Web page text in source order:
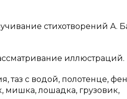
стихотворений А.
иллюстраций.
таз с водой, полотенце,
лошадка, грузовик,